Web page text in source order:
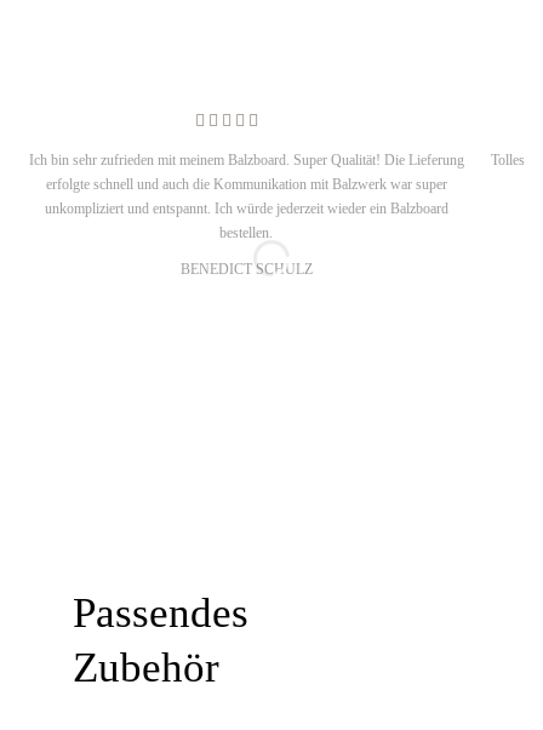
Ich bin sehr zufrieden mit meinem Balzboard. Super Qualität! Die Lieferung
erfolgte schnell und auch die Kommunikation mit Balzwerk war super
unkompliziert und entspannt. Ich würde jederzeit wieder ein Balzboard
bestellen.
BENEDICT SCHULZ
Tolles
Passendes
Zubehör